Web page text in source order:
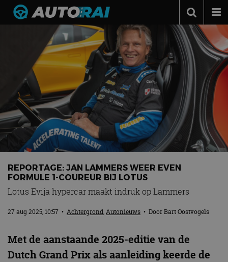
Autonieuws
Podcast
Autotests
Automerken
Adverteren
Contact
MotorRAI.nl
REPORTAGE: JAN LAMMERS WEER EVEN
FORMULE 1-COUREUR BIJ LOTUS
Lotus Evija hypercar maakt indruk op Lammers
27 aug 2025, 10:57 • Achtergrond,Autonieuws • DoorBart Oostvogels
Met de aanstaande 2025-editie van de
Dutch Grand Prix als aanleiding keerde de